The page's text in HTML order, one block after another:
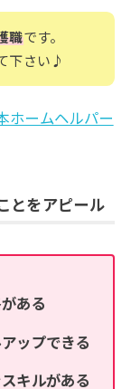
職です。
下さい♪
ホームヘルパー
とをアピール
ある
ップできる
キルがある